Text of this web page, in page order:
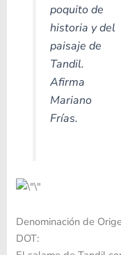
poquito de
historia y del
paisaje de
Tandil.
Afirma
Mariano
Frías.
Denominación de
DOT: